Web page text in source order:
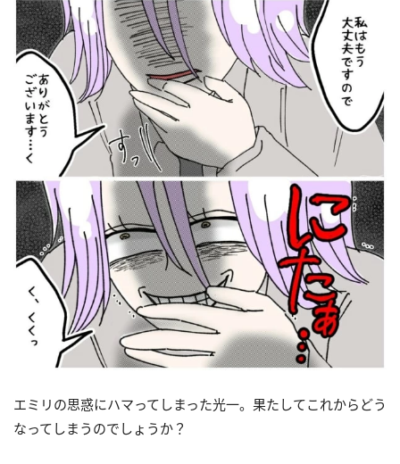
エミリの思惑にハマってしまった光一。果たしてこれからどう
なってしまうのでしょうか？